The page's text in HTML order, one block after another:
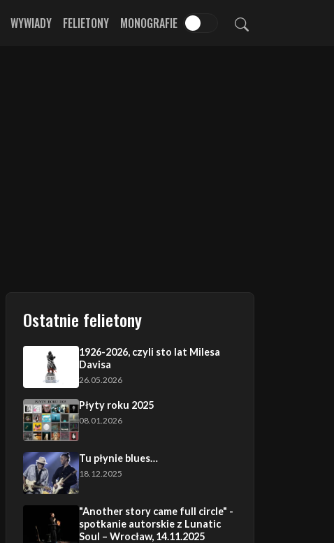
WYWIADY FELIETONY MONOGRAFIE
Ostatnie felietony
1926-2026, czyli sto lat Milesa
Davisa
26.05.2026
Płyty roku 2025
08.01.2026
Tu płynie blues…
18.12.2025
"Another story came full circle" -
spotkanie autorskie z Lunatic
Soul – Wrocław, 14.11.2025